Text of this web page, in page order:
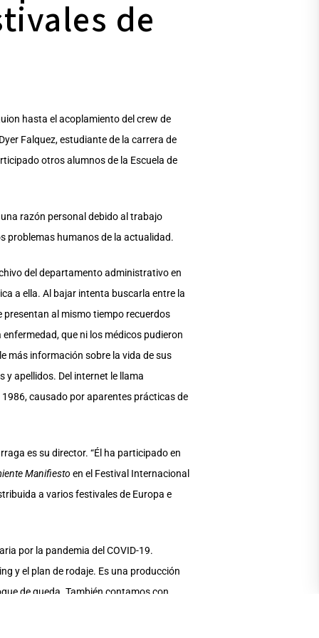
de
hasta el acoplamiento del crew de
Falquez, estudiante de la carrera de
otros alumnos de la Escuela de
razón personal debido al trabajo
problemas humanos de la actualidad.
del departamento administrativo en
a ella. Al bajar intenta buscarla entre la
al mismo tiempo recuerdos
que ni los médicos pudieron
más información sobre la vida de sus
y apellidos. Del internet le llama
causado por aparentes prácticas de
es su director. “Él ha participado en
Manifiesto en el Festival Internacional
a varios festivales de Europa e
por la pandemia del COVID-19.
y el plan de rodaje. Es una producción
de queda. También contamos con